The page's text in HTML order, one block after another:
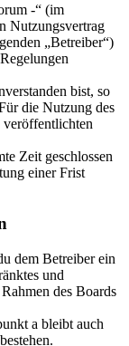
-“ (im
Nutzungsvertrag
„Betreiber“)
bist, so
die Nutzung des
veröffentlichten
Zeit geschlossen
einer Frist
dem Betreiber ein
und
des Boards
a bleibt auch